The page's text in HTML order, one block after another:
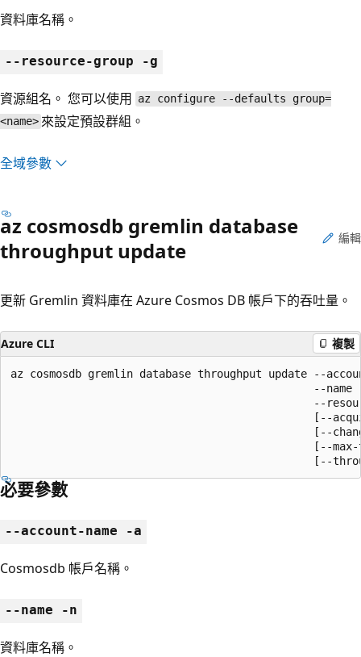
資料庫名稱。
--resource-group -g
資源組名。 您可以使用 az configure --defaults group=
<name> 來設定預設群組。
全域參數
az cosmosdb gremlin database
throughput update
編輯
更新 Gremlin 資料庫在 Azure Cosmos DB 帳戶下的吞吐量。
Azure CLI 複製
az cosmosdb gremlin database throughput update --
                                               --name
--
[--
[--
[--
[--
必要參數
--account-name -a
Cosmosdb 帳戶名稱。
--name -n
資料庫名稱。